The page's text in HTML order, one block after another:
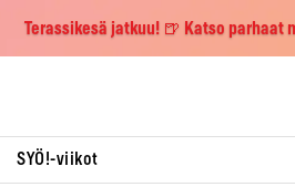
Terassikesä jatkuu! 🍺 Katso
SYÖ!-viikot